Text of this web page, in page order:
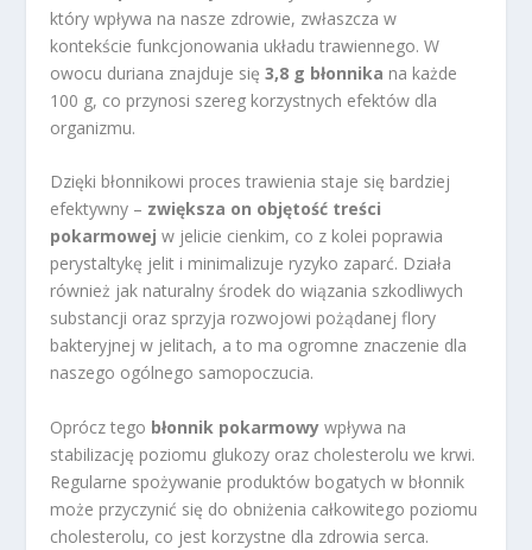
który wpływa na nasze zdrowie, zwłaszcza w
kontekście funkcjonowania układu trawiennego. W
owocu duriana znajduje się3,8 g błonnika na każde
100 g, co przynosi szereg korzystnych efektów dla
organizmu.
Dzięki błonnikowi proces trawienia staje się bardziej
efektywny – zwiększa on objętość treści
pokarmowej w jelicie cienkim, co z kolei poprawia
perystaltykę jelit i minimalizuje ryzyko zaparć. Działa
również jak naturalny środek do wiązania szkodliwych
substancji oraz sprzyja rozwojowi pożądanej flory
bakteryjnej w jelitach, a to ma ogromne znaczenie dla
naszego ogólnego samopoczucia.
Oprócz tego błonnik pokarmowy wpływa na
stabilizację poziomu glukozy oraz cholesterolu we krwi.
Regularne spożywanie produktów bogatych w błonnik
może przyczynić się do obniżenia całkowitego poziomu
cholesterolu, co jest korzystne dla zdrowia serca.